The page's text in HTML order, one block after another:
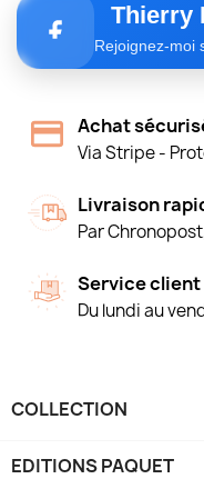
Thierry
Rejoignez-moi
Achat
Via Stripe -
Livraison
Par
Service
Du lundi au
COLLECTION
EDITIONS PAQUET